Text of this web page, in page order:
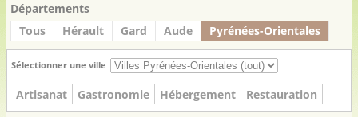
Départements
Tous
Hérault Gard Aude Pyrénées-Orientales
Sélectionner une ville
Artisanat Gastronomie Hébergement Restauration